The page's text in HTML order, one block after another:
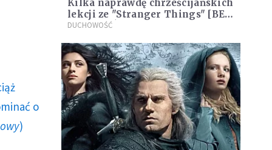
o
)
Kilka naprawdę chrześcijańskich
lekcji ze "Stranger Things" [BEZ
SPOILERÓW]
DUCHOWOŚĆ